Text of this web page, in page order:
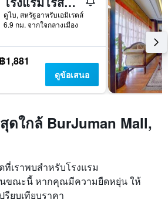
ดูไบ, สหรัฐอาหรับเอมิเรตส์
6.9 กม. จากใจกลางเมือง
฿1,881
ดูข้อเสนอ
ดใกล้ BurJuman Mall,
เราพบสำหรับโรงแรม
นขณะนี้ หากคุณมีความยืดหยุ่น ให้
รียบเทียบราคา